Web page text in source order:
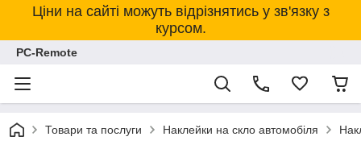
Ціни на сайті можуть відрізнятись у зв'язку з
курсом.
PC-Remote
Товари та послуги Наклейки на скло автомобіля